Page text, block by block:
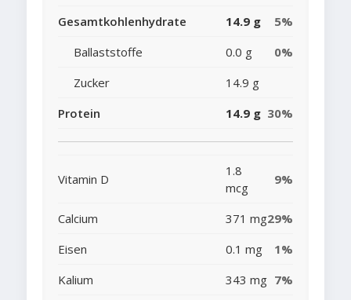
Gesamtkohlenhydrate
14.9 g
5%
Ballaststoffe
0.0 g
0%
Zucker
14.9 g
Protein
14.9 g 30%
Vitamin D
1.8
mcg
9%
Calcium 371 mg29%
Eisen
0.1 mg
1%
Kalium
343 mg 7%